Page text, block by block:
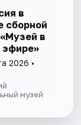
в
сборной
в
2026 •
музей